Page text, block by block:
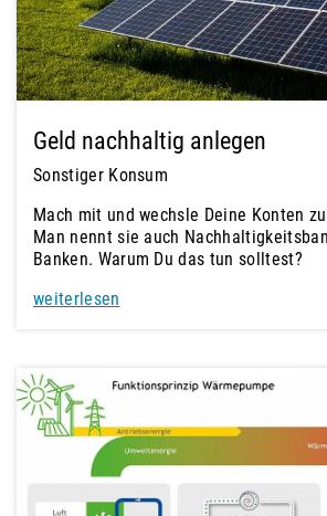
Geld nachhaltig anlegen
Sonstiger Konsum
Mach mit und wechsle Deine Konten
Man nennt sie auch
Banken. Warum Du das tun solltest?
weiterlesen